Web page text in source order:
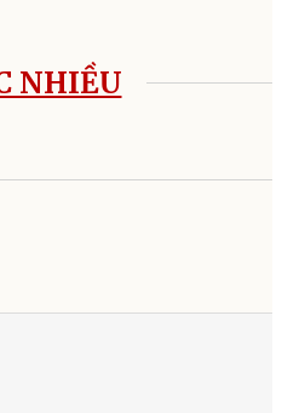
NHIỀU